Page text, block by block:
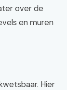
over de
en muren
Hier